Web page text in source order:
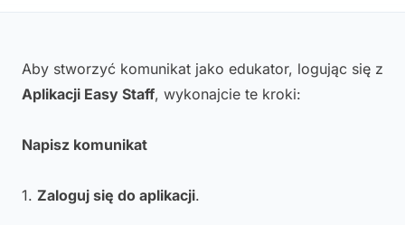
Aby stworzyć komunikat jako edukator, logując się z
Aplikacji Easy Staff, wykonajcie te kroki:
Napisz komunikat
1. Zaloguj się do aplikacji.